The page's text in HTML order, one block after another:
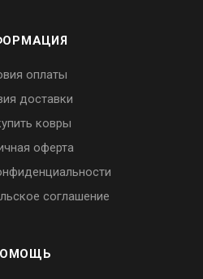
оплаты
доставки
ковры
оферта
соглашение